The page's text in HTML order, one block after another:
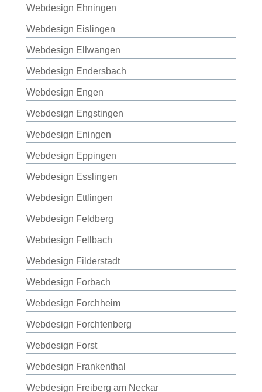
Webdesign Ehningen
Webdesign Eislingen
Webdesign Ellwangen
Webdesign Endersbach
Webdesign Engen
Webdesign Engstingen
Webdesign Eningen
Webdesign Eppingen
Webdesign Esslingen
Webdesign Ettlingen
Webdesign Feldberg
Webdesign Fellbach
Webdesign Filderstadt
Webdesign Forbach
Webdesign Forchheim
Webdesign Forchtenberg
Webdesign Forst
Webdesign Frankenthal
Webdesign Freiberg am Neckar